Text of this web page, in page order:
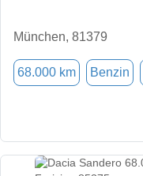
München, 81379
68.000 km Benzin